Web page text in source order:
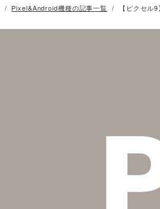
Pixel&Android機種の記事一覧 【ピクセル